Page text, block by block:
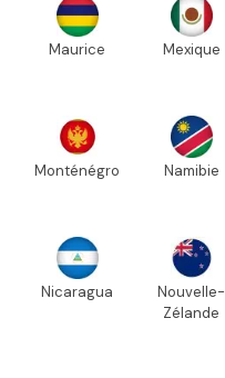
Maurice Mexique
Monténégro Namibie
Nicaragua
Nouvelle-
Zélande